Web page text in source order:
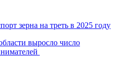
зерна на треть в 2025 году
выросло число